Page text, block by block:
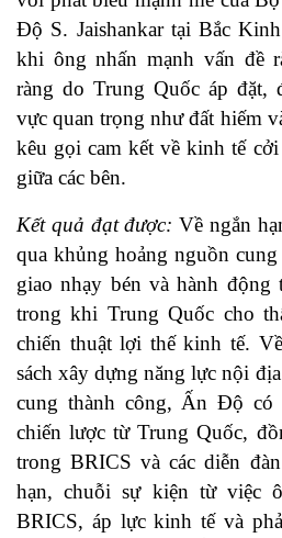
Độ S. Jaishankar tại Bắc
khi ông nhấn mạnh vấn đề
ràng do Trung Quốc áp đặt,
vực quan trọng như đất hiếm
kêu gọi cam kết về kinh tế
giữa các bên.
Kết quả đạt được: Về ngắn
qua khủng hoảng nguồn
giao nhạy bén và hành động
trong khi Trung Quốc cho
chiến thuật lợi thế kinh tế.
sách xây dựng năng lực nội
cung thành công, Ấn Độ có
chiến lược từ Trung Quốc,
trong BRICS và các diễn
hạn, chuỗi sự kiện từ việc
BRICS, áp lực kinh tế và